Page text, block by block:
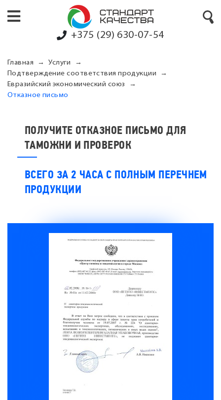
+375 (29) 630-07-54
Главная
Услуги
Подтверждение соответствия продукции
Евразийский экономический союз
Отказное письмо
ПОЛУЧИТЕ ОТКАЗНОЕ ПИСЬМО ДЛЯ
ТАМОЖНИ И ПРОВЕРОК
ВСЕГО ЗА 2 ЧАСА С ПОЛНЫМ ПЕРЕЧНЕМ
ПРОДУКЦИИ